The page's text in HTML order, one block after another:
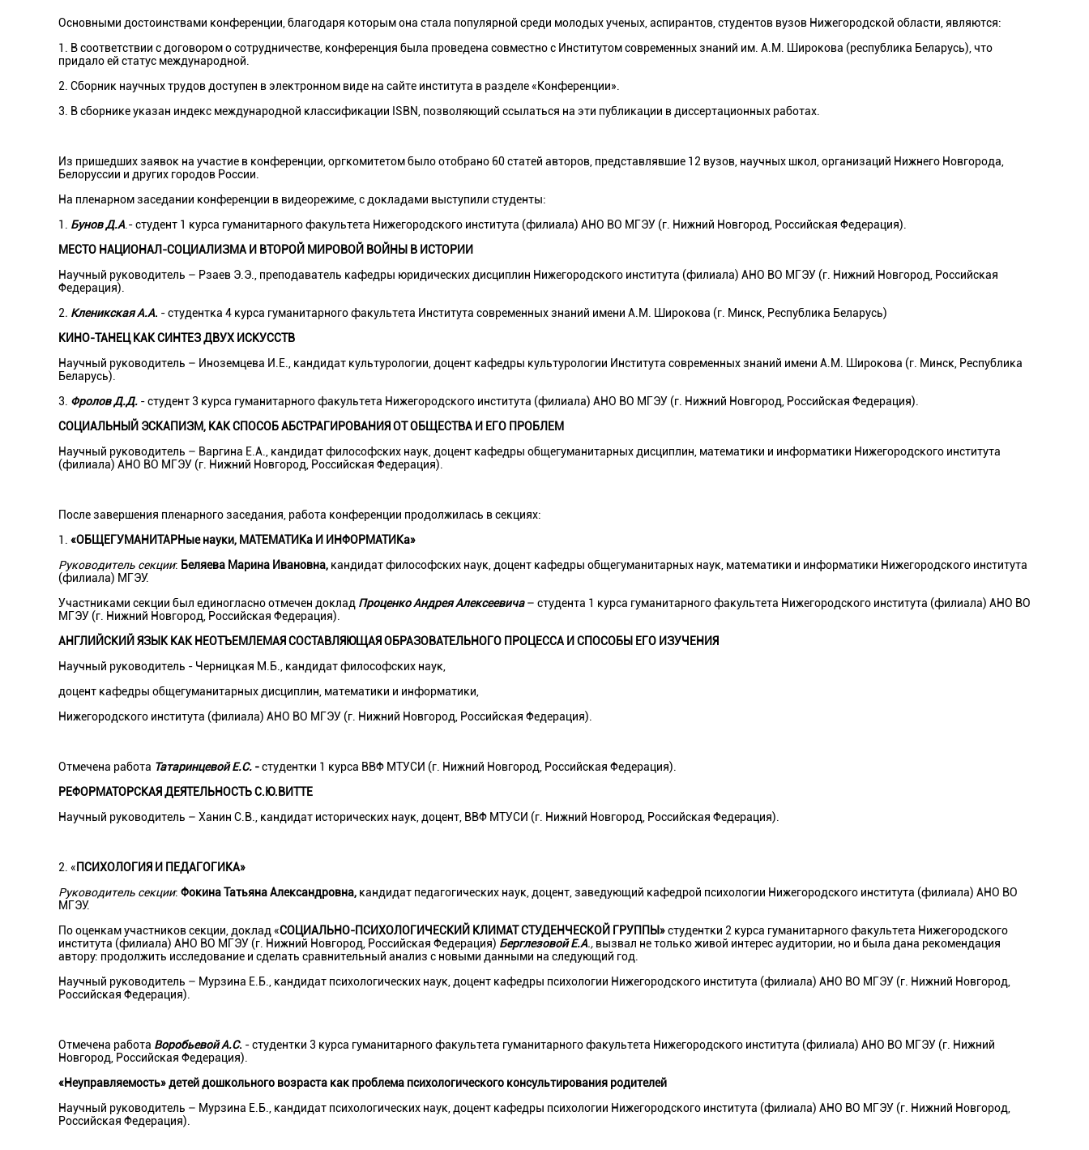
Основными достоинствами конференции, благодаря которым она стала популярной среди молодых ученых, аспирантов, студентов вузов Нижегородской области, являются:
1. В соответствии с договором о сотрудничестве, конференция была проведена совместно с Институтом современных знаний им. А.М. Широкова (республика Беларусь), что
придало ей статус международной.
2. Сборник научных трудов доступен в электронном виде на сайте института в разделе «Конференции».
3. В сборнике указан индекс международной классификации ISBN, позволяющий ссылаться на эти публикации в диссертационных работах.
Из пришедших заявок на участие в конференции, оргкомитетом было отобрано 60 статей авторов, представлявшие 12 вузов, научных школ, организаций Нижнего Новгорода,
Белоруссии и других городов России.
На пленарном заседании конференции в видеорежиме, с докладами выступили студенты:
1. Бунов Д.А.- студент 1 курса гуманитарного факультета Нижегородского института (филиала) АНО ВО МГЭУ (г. Нижний Новгород, Российская Федерация).
МЕСТО НАЦИОНАЛ-СОЦИАЛИЗМА И ВТОРОЙ МИРОВОЙ ВОЙНЫ В ИСТОРИИ
Научный руководитель – Рзаев Э.Э., преподаватель кафедры юридических дисциплин Нижегородского института (филиала) АНО ВО МГЭУ (г. Нижний Новгород, Российская
Федерация).
2. Кленикская А.А. - студентка 4 курса гуманитарного факультета Института современных знаний имени А.М. Широкова (г. Минск, Республика Беларусь)
КИНО-ТАНЕЦ КАК СИНТЕЗ ДВУХ ИСКУССТВ
Научный руководитель – Иноземцева И.Е., кандидат культурологии, доцент кафедры культурологии Института современных знаний имени А.М. Широкова (г. Минск, Республика
Беларусь).
3. Фролов Д.Д. - студент 3 курса гуманитарного факультета Нижегородского института (филиала) АНО ВО МГЭУ (г. Нижний Новгород, Российская Федерация).
СОЦИАЛЬНЫЙ ЭСКАПИЗМ, КАК СПОСОБ АБСТРАГИРОВАНИЯ ОТ ОБЩЕСТВА И ЕГО ПРОБЛЕМ
Научный руководитель – Варгина Е.А., кандидат философских наук, доцент кафедры общегуманитарных дисциплин, математики и информатики Нижегородского института
(филиала) АНО ВО МГЭУ (г. Нижний Новгород, Российская Федерация).
После завершения пленарного заседания, работа конференции продолжилась в секциях:
1. «ОБЩЕГУМАНИТАРНые науки, МАТЕМАТИКа И ИНФОРМАТИКа»
Руководитель секции: Беляева Марина Ивановна, кандидат философских наук, доцент кафедры общегуманитарных наук, математики и информатики Нижегородского института
(филиала) МГЭУ.
Участниками секции был единогласно отмечен доклад Проценко Андрея Алексеевича – студента 1 курса гуманитарного факультета Нижегородского института (филиала) АНО ВО
МГЭУ (г. Нижний Новгород, Российская Федерация).
АНГЛИЙСКИЙ ЯЗЫК КАК НЕОТЪЕМЛЕМАЯ СОСТАВЛЯЮЩАЯ ОБРАЗОВАТЕЛЬНОГО ПРОЦЕССА И СПОСОБЫ ЕГО ИЗУЧЕНИЯ
Научный руководитель - Черницкая М.Б., кандидат философских наук,
доцент кафедры общегуманитарных дисциплин, математики и информатики,
Нижегородского института (филиала) АНО ВО МГЭУ (г. Нижний Новгород, Российская Федерация).
Отмечена работа Татаринцевой Е.С. -студентки 1 курса ВВФ МТУСИ (г. Нижний Новгород, Российская Федерация).
РЕФОРМАТОРСКАЯ ДЕЯТЕЛЬНОСТЬ С.Ю.ВИТТЕ
Научный руководитель – Ханин С.В., кандидат исторических наук, доцент, ВВФ МТУСИ (г. Нижний Новгород, Российская Федерация).
2. « ПСИХОЛОГИЯ И ПЕДАГОГИКА»
Руководитель секции: Фокина Татьяна Александровна, кандидат педагогических наук, доцент, заведующий кафедрой психологии Нижегородского института (филиала) АНО ВО
МГЭУ.
По оценкам участников секции, доклад «СОЦИАЛЬНО-ПСИХОЛОГИЧЕСКИЙ КЛИМАТ СТУДЕНЧЕСКОЙ ГРУППЫ»студентки 2 курса гуманитарного факультета Нижегородского
института (филиала) АНО ВО МГЭУ (г. Нижний Новгород, Российская Федерация) Берглезовой Е.А., вызвал нетолько живой интерес аудитории, но и была дана рекомендация
автору: продолжить исследование и сделать сравнительный анализ с новыми данными на следующий год.
Научный руководитель – Мурзина Е.Б., кандидат психологических наук, доцент кафедры психологии Нижегородского института (филиала) АНО ВО МГЭУ (г. Нижний Новгород,
Российская Федерация).
Отмечена работа Воробьевой А.С. - студентки 3 курса гуманитарного факультета гуманитарного факультета Нижегородского института (филиала) АНО ВО МГЭУ (г. Нижний
Новгород, Российская Федерация).
«Неуправляемость» детей дошкольного возраста как проблема психологического консультирования родителей
Научный руководитель – Мурзина Е.Б., кандидат психологических наук, доцент кафедры психологии Нижегородского института (филиала) АНО ВО МГЭУ (г. Нижний Новгород,
Российская Федерация).